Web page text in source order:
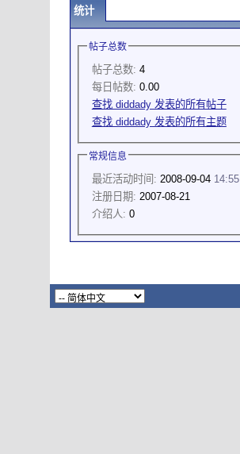
统计
帖子总数
帖子总数: 4
每日帖数: 0.00
查找 diddady 发表的所有帖子
查找 diddady 发表的所有主题
常规信息
最近活动时间: 2008-09-04 14:55
注册日期: 2007-08-21
介绍人: 0